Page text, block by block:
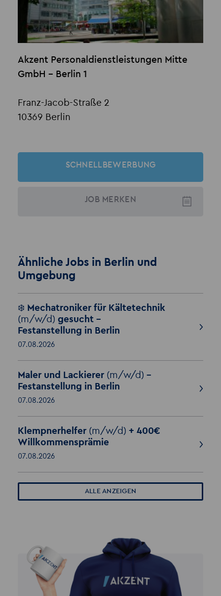
Akzent Personaldienstleistungen Mitte
GmbH - Berlin 1
Franz-Jacob-Straße 2
10369 Berlin
SCHNELLBEWERBUNG
JOB MERKEN
Ähnliche Jobs in Berlin und
Umgebung
❄️ Mechatroniker für Kältetechnik
(m/w/d) gesucht –
Festanstellung in Berlin
07.08.2026
Maler und Lackierer (m/w/d) –
Festanstellung in Berlin
07.08.2026
Klempnerhelfer (m/w/d) + 400€
Willkommensprämie
07.08.2026
ALLE ANZEIGEN